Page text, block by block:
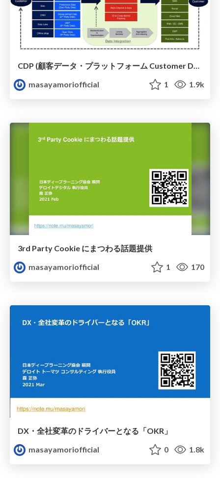
masayamoriofficial
1 1.9k
3rd Party Cookie にまつわる話題提供
masayamoriofficial
1 170
DX・全社変革のドライバーとなる「OKR」
masayamoriofficial
0 1.8k